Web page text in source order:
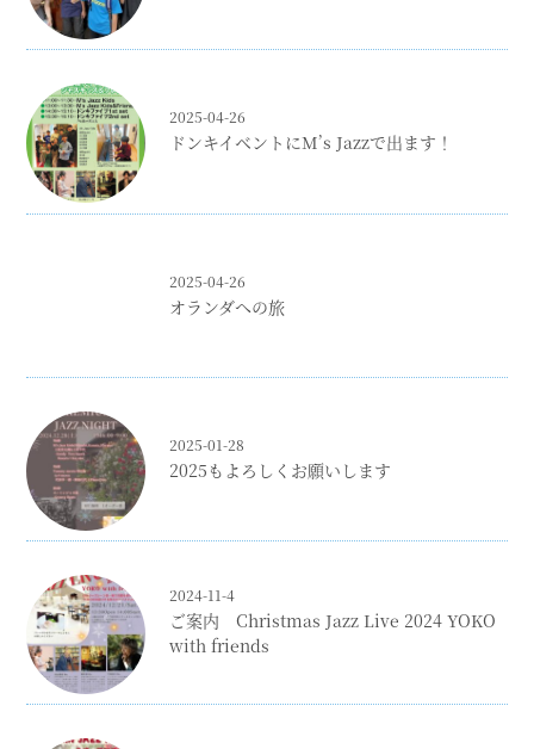
2025-04-26
ドンキイベントにM’s Jazzで出ます！
2025-04-26
オランダへの旅
2025-01-28
2025もよろしくお願いします
2024-11-4
ご案内 Christmas Jazz Live 2024 YOKO
with friends